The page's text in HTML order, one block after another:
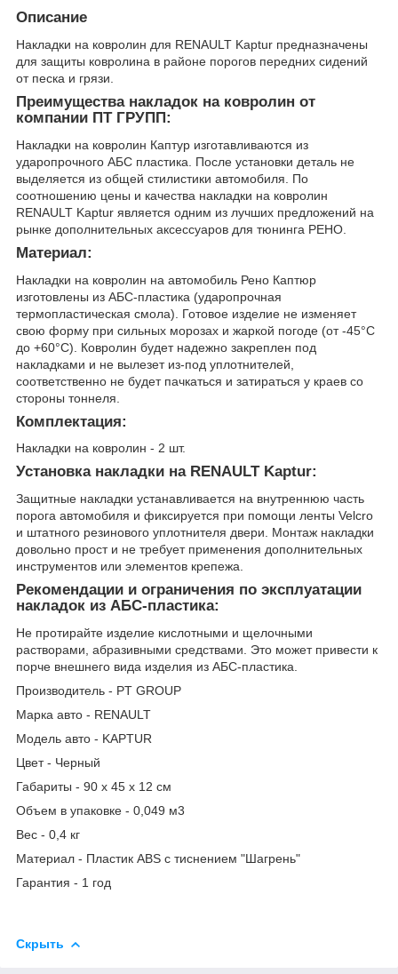
Описание
Накладки на ковролин для RENAULT Kaptur предназначены
для защиты ковролина в районе порогов передних сидений
от песка и грязи.
Преимущества накладок на ковролин от
компании ПТ ГРУПП:
Накладки на ковролин Каптур изготавливаются из
ударопрочного АБС пластика. После установки деталь не
выделяется из общей стилистики автомобиля. По
соотношению цены и качества накладки на ковролин
RENAULT Kaptur является одним из лучших предложений на
рынке дополнительных аксессуаров для тюнинга РЕНО.
Материал:
Накладки на ковролин на автомобиль Рено Каптюр
изготовлены из АБС-пластика (ударопрочная
термопластическая смола). Готовое изделие не изменяет
свою форму при сильных морозах и жаркой погоде (от -45°C
до +60°C). Ковролин будет надежно закреплен под
накладками и не вылезет из-под уплотнителей,
соответственно не будет пачкаться и затираться у краев со
стороны тоннеля.
Комплектация:
Накладки на ковролин - 2 шт.
Установка накладки на RENAULT Kaptur:
Защитные накладки устанавливается на внутреннюю часть
порога автомобиля и фиксируется при помощи ленты Velcro
и штатного резинового уплотнителя двери. Монтаж накладки
довольно прост и не требует применения дополнительных
инструментов или элементов крепежа.
Рекомендации и ограничения по эксплуатации
накладок из АБС-пластика:
Не протирайте изделие кислотными и щелочными
растворами, абразивными средствами. Это может привести к
порче внешнего вида изделия из АБС-пластика.
Производитель - PT GROUP
Марка авто - RENAULT
Модель авто - KAPTUR
Цвет - Черный
Габариты - 90 х 45 х 12 см
Объем в упаковке - 0,049 м3
Вес - 0,4 кг
Материал - Пластик ABS с тиснением "Шагрень"
Гарантия - 1 год
Скрыть